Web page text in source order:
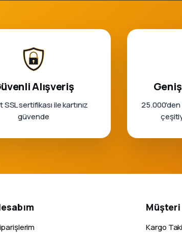
Alışveriş
SSL sertifikası ile kartınız
güvende
Kargo